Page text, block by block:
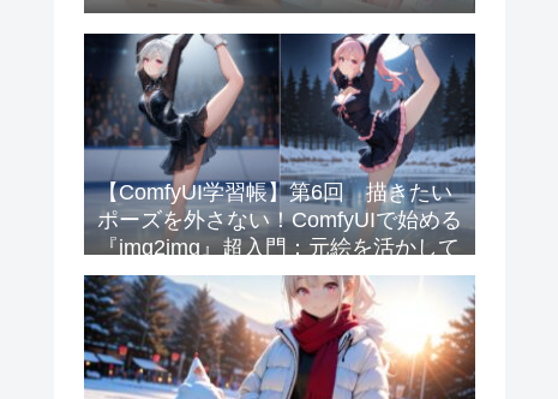
【ComfyUI学習帳】第6回 描きたい
ポーズを外さない！ComfyUIで始める
『img2img』超入門：元絵を活かして
クオリティを爆上げするコツ